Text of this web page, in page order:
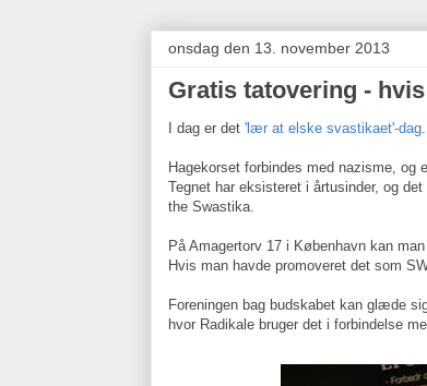
onsdag den 13. november 2013
Gratis tatovering -
I dag er det 'lær at elske svastikaet'-dag
Hagekorset forbindes med nazisme,
Tegnet har eksisteret i årtusinder, og
the Swastika.
På Amagertorv 17 i København kan
Hvis man havde promoveret det som
Foreningen bag budskabet kan glæde
hvor Radikale bruger det i forbindelse